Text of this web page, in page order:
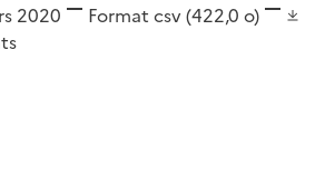
2020 Format csv(422,0 o)